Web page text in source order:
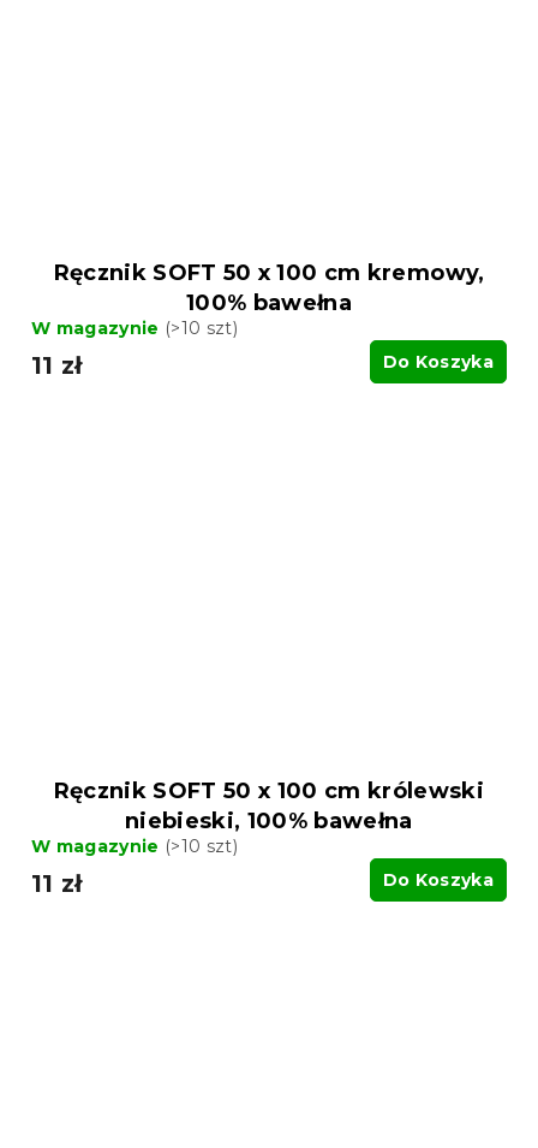
Ręcznik SOFT 50 x 100 cm kremowy,
100% bawełna
W magazynie (>10 szt)
11 zł Do Koszyka
Ręcznik SOFT 50 x 100 cm królewski
niebieski, 100% bawełna
W magazynie (>10 szt)
11 zł Do Koszyka